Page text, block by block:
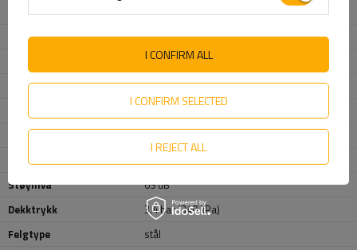
Slitebanemønster
80
Dekkdiameter
13"
78 (max 425 kg)
Hastighetskode
N (do 140 km/h)
Drivstofforbruk
Bremseevne
Ekstern rullestøy
B
Støynivå
69 dB
Dekktrykk
3.4 bar (340 kPa)
Felgtype
stål
I CONFIRM SELECTED
I REJECT ALL
I CONFIRM ALL